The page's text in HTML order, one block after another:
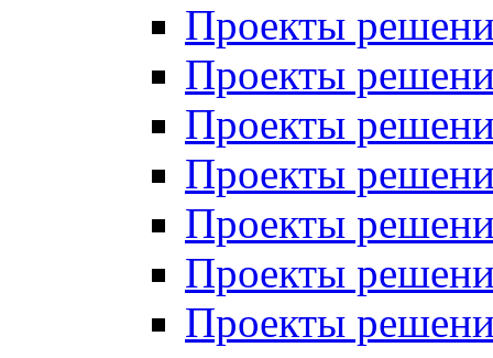
Проекты
Проекты
Проекты
Проекты
Проекты
Проекты
Проекты